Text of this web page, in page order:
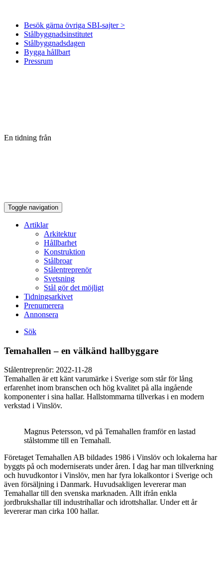
Besök gärna övriga SBI-sajter >
Stålbyggnadsinstitutet
Stålbyggnadsdagen
Bygga hållbart
Pressrum
En tidning från
Toggle navigation
Artiklar
Arkitektur
Hållbarhet
Konstruktion
Stålbroar
Stålentreprenör
Svetsning
Stål gör det möjligt
Tidningsarkivet
Prenumerera
Annonsera
Sök
Temahallen – en välkänd hallbyggare
Stålentreprenör: 2022-11-28
Temahallen är ett känt varumärke i Sverige som står för lång
erfarenhet inom branschen och hög kvalitet på alla ingående
komponenter i sina hallar. Hallstommarna tillverkas i en modern
verkstad i Vinslöv.
Magnus Petersson, vd på Temahallen framför en lastad
stålstomme till en Temahall.
Företaget Temahallen AB bildades 1986 i Vinslöv och lokalerna har
byggts på och moderniserats under åren. I dag har man tillverkning
och huvudkontor i Vinslöv, men har fyra lokalkontor i Sverige och
även försäljning i Danmark. Huvudsakligen levererar man
Temahallar till den svenska marknaden. Allt ifrån enkla
jordbrukshallar till industrihallar och idrottshallar. Under ett år
levererar man cirka 100 hallar.